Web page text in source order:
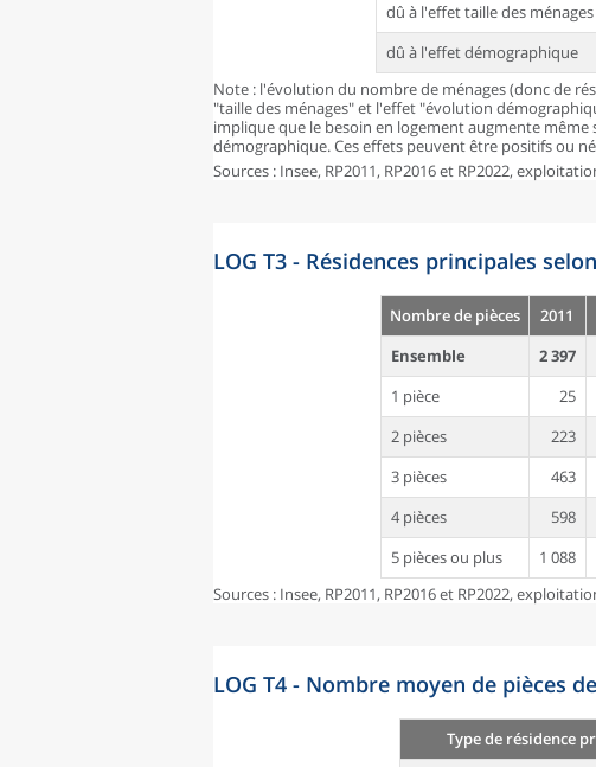
dû à l'effet taille des ménages
dû à l'effet démographique
Note : l'évolution du nombre de ménages (donc de
"taille des ménages" et l'effet "évolution
implique que le besoin en logement augmente
démographique. Ces effets peuvent être positifs ou
Sources : Insee, RP2011, RP2016 et RP2022,
LOG T3 - Résidences principales
Nombre de pièces 2011
Ensemble
2 397
1 pièce
25
2 pièces
223
3 pièces
463
4 pièces
598
5 pièces ou plus
1 088
Sources : Insee, RP2011, RP2016 et RP2022,
LOG T4 - Nombre moyen de pièces
Type de résidence